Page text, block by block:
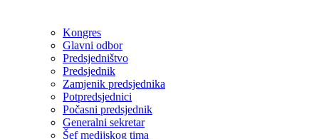
Kongres
Glavni odbor
Predsjedništvo
Predsjednik
Zamjenik predsjednika
Potpredsjednici
Počasni predsjednik
Generalni sekretar
Šef medijskog tima